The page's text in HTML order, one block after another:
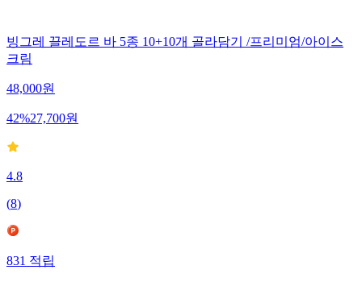
빙그레 끌레도르 바 5종 10+10개 골라담기 /프리미엄/아이스
크림
48,000원
42%27,700원
4.8
(8)
831적립